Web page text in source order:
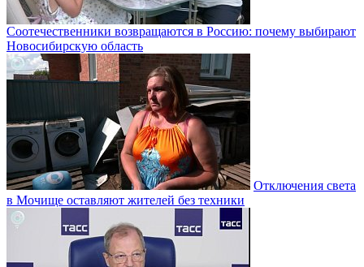
Соотечественники возвращаются в Россию: почему выбирают
Новосибирскую область
Отключения света
в Мочище оставляют жителей без техники